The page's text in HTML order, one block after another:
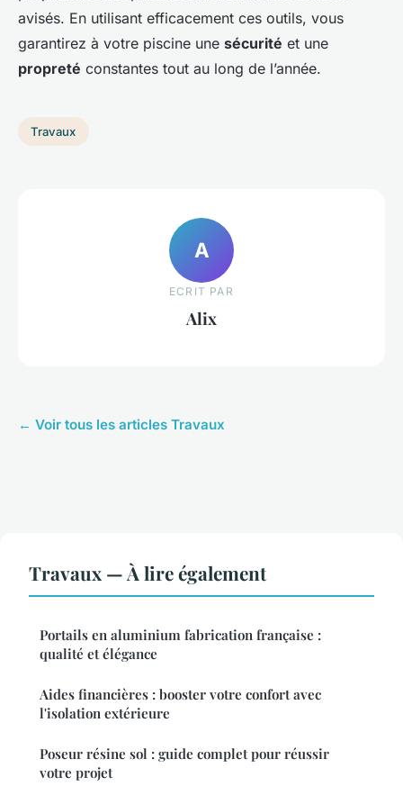
avisés. En utilisant efficacement ces outils, vous
garantirez à votre piscine une sécurité et une
propreté constantes tout au long de l’année.
Travaux
A
ECRIT PAR
Alix
← Voir tous les articles Travaux
Travaux — À lire également
Portails en aluminium fabrication française :
qualité et élégance
Aides financières : booster votre confort avec
l'isolation extérieure
Poseur résine sol : guide complet pour réussir
votre projet